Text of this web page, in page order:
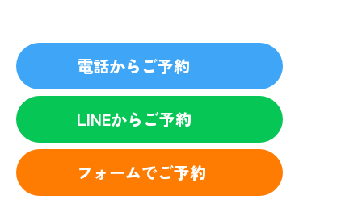
電話からご予約
LINEからご予約
フォームでご予約